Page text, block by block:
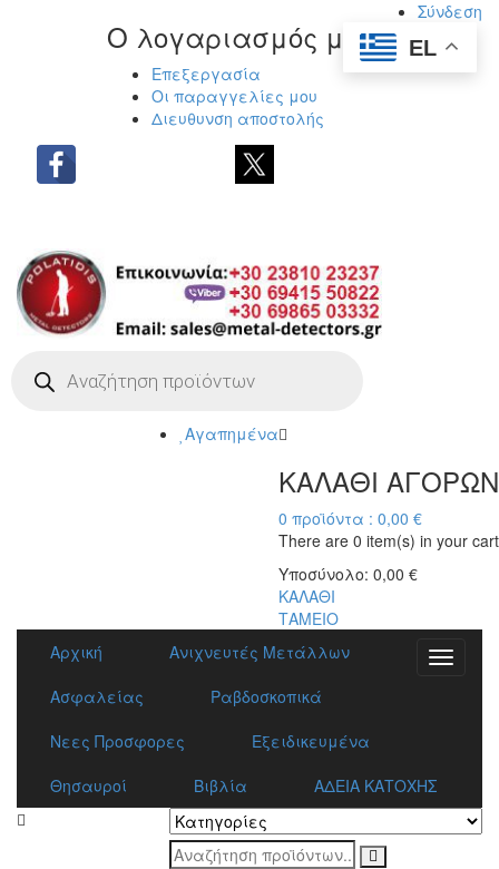
Σύνδεση
Ο λογαριασμός μου
Επεξεργασία
Οι παραγγελίες μου
Διευθυνση αποστολής
search
Αγαπημένα
ΚΑΛΑΘΙ ΑΓΟΡΩΝ
0 προϊόντα : 0,00 €
There are 0 item(s) in your cart
Υποσύνολο: 0,00 €
ΚΑΛΑΘΙ
ΤΑΜΕΙΟ
Toggle
Αρχική
Ανιχνευτές Μετάλλων
Ασφαλείας
Ραβδοσκοπικά
Νεες Προσφορες
Εξειδικευμένα
Θησαυροί
Βιβλία ΑΔΕΙΑ ΚΑΤΟΧΗΣ
EL